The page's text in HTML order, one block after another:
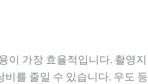
이 가장 효율적입니다. 촬영지
를 줄일 수 있습니다. 우도 등